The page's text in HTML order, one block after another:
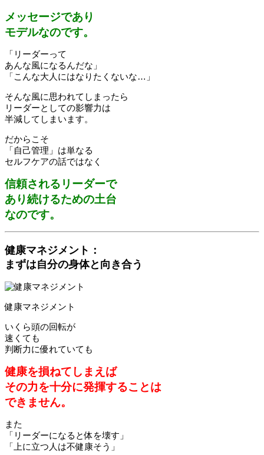
メッセージであり
モデルなのです。
「リーダーって
あんな風になるんだな」
「こんな大人にはなりたくないな…」
そんな風に思われてしまったら
リーダーとしての影響力は
半減してしまいます。
だからこそ
「自己管理」は単なる
セルフケアの話ではなく
信頼されるリーダーで
あり続けるための土台
なのです。
健康マネジメント：
まずは自分の身体と向き合う
健康マネジメント
いくら頭の回転が
速くても
判断力に優れていても
健康を損ねてしまえば
その力を十分に発揮することは
できません。
また
「リーダーになると体を壊す」
「上に立つ人は不健康そう」